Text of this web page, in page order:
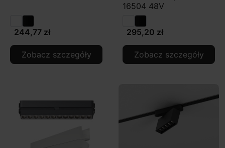
244,77 zł
Zobacz szczegóły
16504 48V
295,20 zł
Zobacz szczegóły